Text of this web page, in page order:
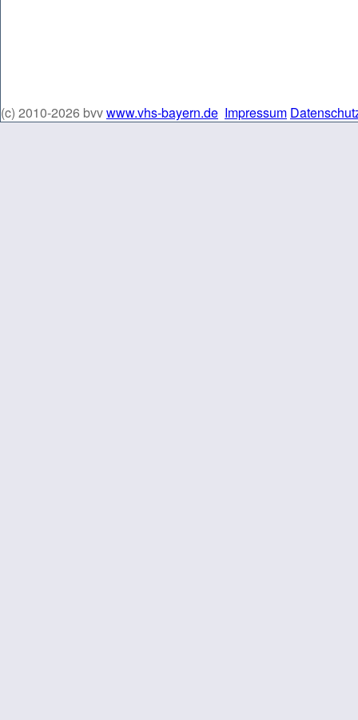
(c) 2010-2026 bvvwww.vhs-bayern.de Impressum